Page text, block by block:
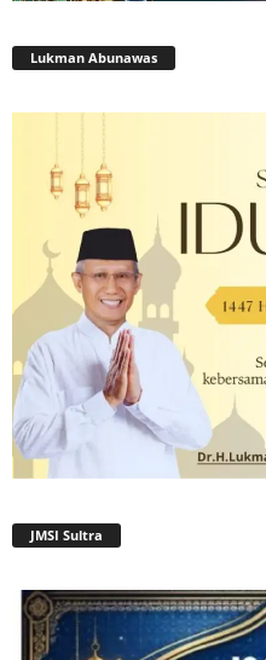
Lukman Abunawas
JMSI Sultra